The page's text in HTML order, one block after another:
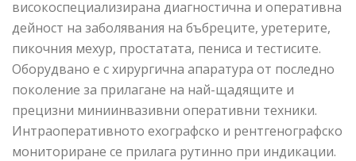
високоспециализирана диагностична и оперативна
дейност на заболявания на бъбреците, уретерите,
пикочния мехур, простатата, пениса и тестисите.
Оборудвано е с хирургична апаратура от последно
поколение за прилагане на най-щадящите и
прецизни миниинвазивни оперативни техники.
Интраоперативното ехографско и рентгенографско
мониториране се прилага рутинно при индикации.